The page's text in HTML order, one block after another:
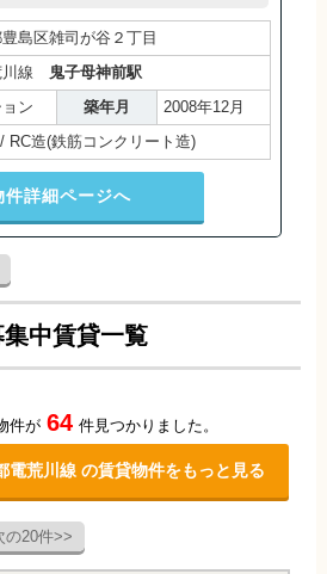
島区雑司が谷２丁目
川線
鬼子母神前駅
ン 築年月
2008年12月
RC造(鉄筋コンクリート造)
件詳細ページへ
中賃貸一覧
件が 64 件見つかりました。
電荒川線 の賃貸物件をもっと見る
の20件>>